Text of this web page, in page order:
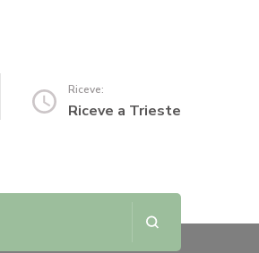
Riceve:
Riceve a Trieste